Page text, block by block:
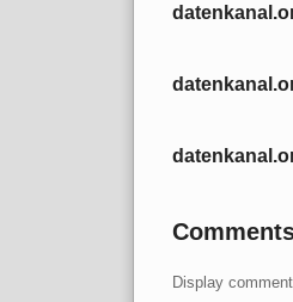
the
this
not
be
the
this
can
contents
of
Display